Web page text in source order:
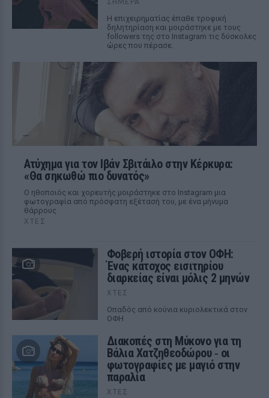
Η επιχειρηματίας έπαθε τροφική
δηλητηρίαση και μοιράστηκε με τους
followers της στο Instagram τις δύσκολες
ώρες που πέρασε.
Ατύχημα για τον Ιβάν Σβιτάιλο στην Κέρκυρα:
«Θα σηκωθώ πιο δυνατός»
Ο ηθοποιός και χορευτής μοιράστηκε στο Instagram μια
φωτογραφία από πρόσφατη εξέτασή του, με ένα μήνυμα
θάρρους
ΧΤΕΣ
Φοβερή ιστορία στον ΟΦΗ:
Ένας κάτοχος εισιτηρίου
διαρκείας είναι μόλις 2 μηνών
ΧΤΕΣ
Οπαδός από κούνια κυριολεκτικά στον
ΟΦΗ
Διακοπές στη Μύκονο για τη
Βάλια Χατζηθεοδώρου ‑ οι
φωτογραφίες με μαγιό στην
παραλία
ΧΤΕΣ